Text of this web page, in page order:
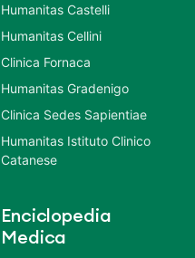
Humanitas Castelli
Humanitas Cellini
Clinica Fornaca
Humanitas Gradenigo
Clinica Sedes Sapientiae
Humanitas Istituto Clinico
Catanese
Enciclopedia
Medica